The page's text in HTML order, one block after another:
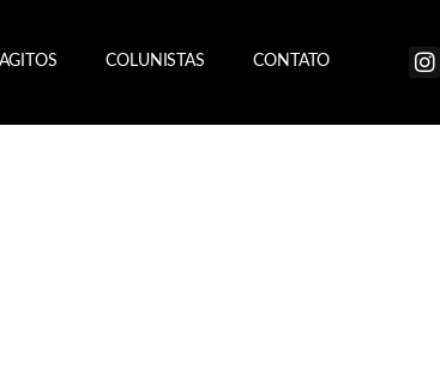
AGITOS COLUNISTAS CONTATO